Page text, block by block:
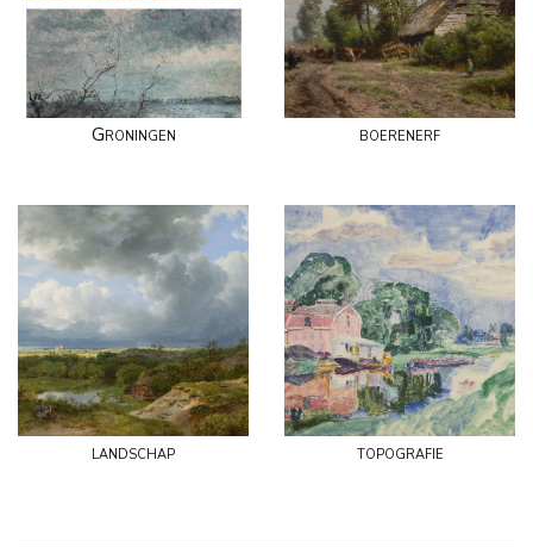
Groningen boerenerf
landschap topografie